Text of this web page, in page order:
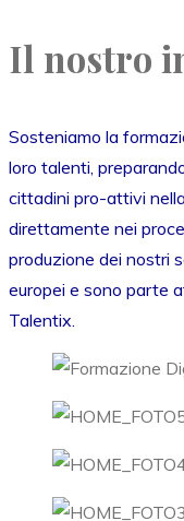
Il nostro
Sosteniamo la
loro talenti,
cittadini pro-attivi
direttamente nei
produzione dei nostri
europei e sono parte
Talentix.